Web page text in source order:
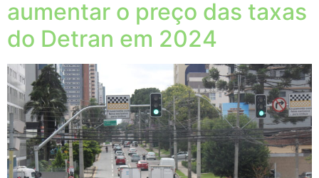
aumentar o preço das taxas
do Detran em 2024